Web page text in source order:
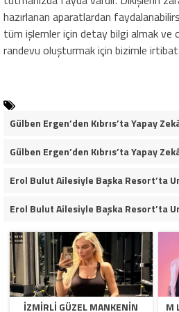
hazırlanan aparatlardan
tüm işlemler için detay bilgi almak ve
randevu oluşturmak için bizimle
Gülben Ergen’den Kıbrıs’ta Yapay Zekâ
Gülben Ergen’den Kıbrıs’ta Yapay Zekâ
Erol Bulut Ailesiyle Başka Resort’ta
Erol Bulut Ailesiyle Başka Resort’ta
İZMİRLİ GÜZEL MANKENİN M